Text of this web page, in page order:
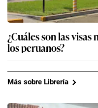
¿Cuáles son las
los peruanos?
Más sobre Librería